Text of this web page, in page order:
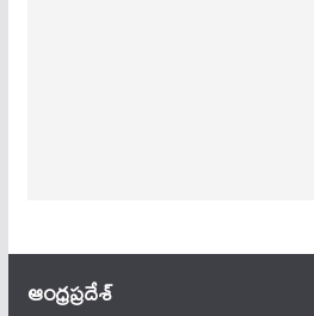
ఆంధ్ర‌ప్ర‌దేశ్